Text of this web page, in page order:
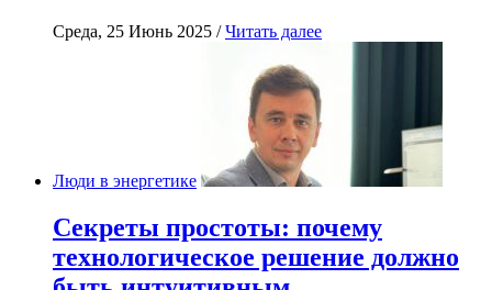
Среда, 25 Июнь 2025 /Читать далее
Люди в энергетике
Секреты простоты: почему
технологическое решение должно